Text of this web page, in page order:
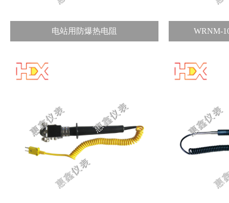
电站用防爆热电阻 WRNM-